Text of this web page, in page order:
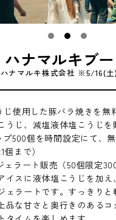
ハナマルキブ
ハナマルキ株式会社 ※5/16(土
じ使用した豚バラ焼きを無
うじ、減塩液体塩こうじを
プ500個を時間設定にて、
まで）
ラート販売（50個限定300
イスに液体塩こうじを加え
ェラートです。すっきりと
品な甘さと奥行きのあるコ